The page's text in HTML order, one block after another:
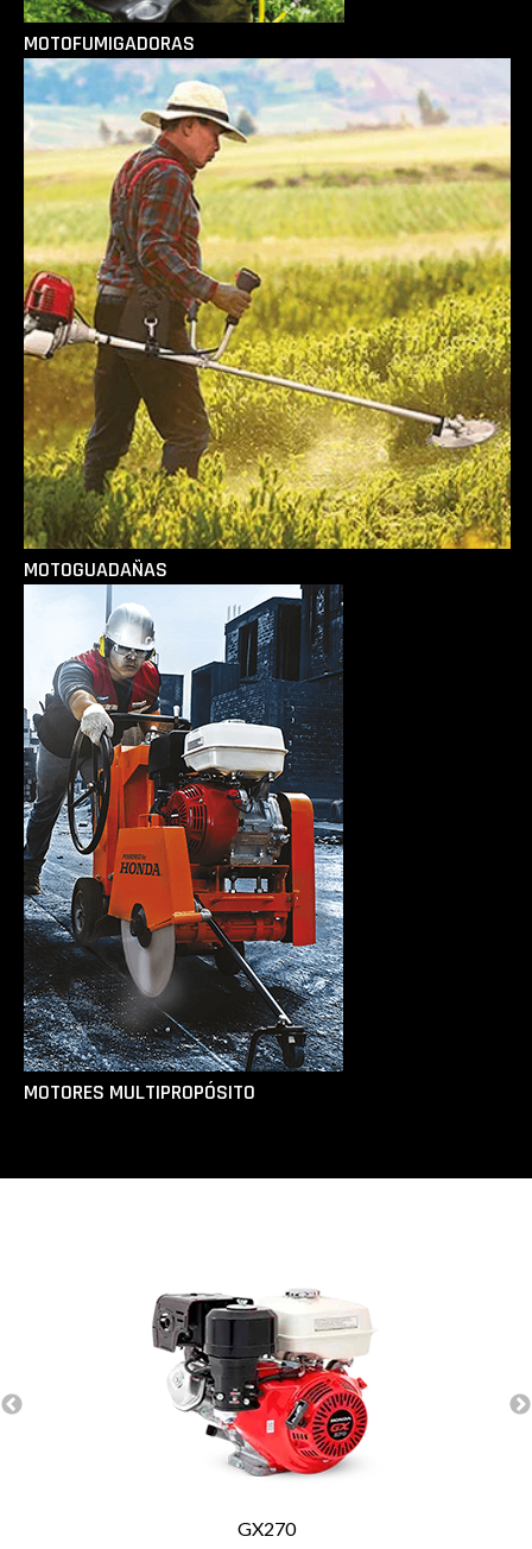
MOTOFUMIGADORAS
MOTOGUADAÑAS
MOTORES MULTIPROPÓSITO
GX270